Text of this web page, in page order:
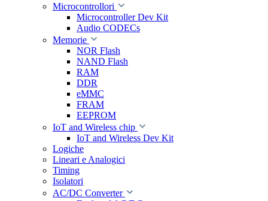
Microcontrollori
Microcontroller Dev Kit
Audio CODECs
Memorie
NOR Flash
NAND Flash
RAM
DDR
eMMC
FRAM
EEPROM
IoT and Wireless chip
IoT and Wireless Dev Kit
Logiche
Lineari e Analogici
Timing
Isolatori
AC/DC Converter